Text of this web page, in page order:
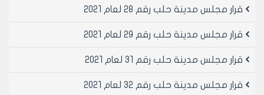
قرار مجلس مدينة حلب رقم 28 لعام 2021
قرار مجلس مدينة حلب رقم 29 لعام 2021
قرار مجلس مدينة حلب رقم 31 لعام 2021
قرار مجلس مدينة حلب رقم 32 لعام 2021